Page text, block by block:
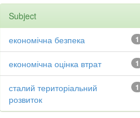
Subject
1
економічна безпека
1
економічна оцінка втрат
1
сталий територіальний
розвиток